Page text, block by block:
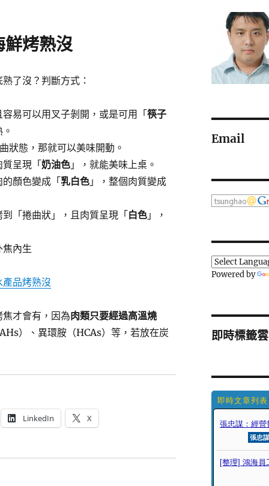
鮮烤熟沒
了沒？判斷方式：
易可以用叉子剝開，或是可用「筷子
狀態，那就可以美味開動。
呈現「奶油色」，就能美味上桌。
顏色變成「乳白色」，整個肉質變成
「捲曲狀」，且肉質呈現「白色」，
內生
品烤熟沒
才會有，因為肉類只要經過高溫燒
）、異環胺（HCAs）等，若放在炭
LinkedIn X
Email
Powered by
即時標籤雲